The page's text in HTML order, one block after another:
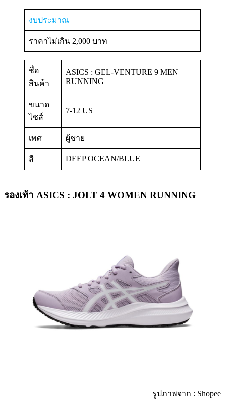
งบประมาณ
ราคาไม่เกิน 2,000 บาท
ชื่อ
สินค้า
ASICS : GEL-VENTURE 9 MEN
RUNNING
ขนาด
ไซส์
7-12 US
เพศ ผู้ชาย
สี DEEP OCEAN/BLUE
รองเท้า ASICS : JOLT 4 WOMEN RUNNING
รูปภาพจาก : Shopee